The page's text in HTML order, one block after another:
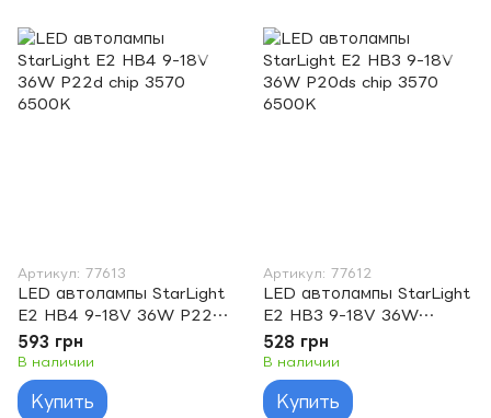
Артикул: 77613
LED автолампы StarLight
E2 HB4 9-18V 36W P22d
chip 3570 6500K
593 грн
В наличии
Купить
Артикул: 77612
LED автолампы StarLight
E2 HB3 9-18V 36W
P20ds chip 3570 6500K
528 грн
В наличии
Купить